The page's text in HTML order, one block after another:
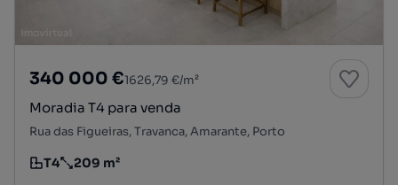
340 000 €1626,79 €/m²
Moradia T4 para venda
Rua das Figueiras, Travanca, Amarante, Porto
Tipologia
T4
Preço por metro quadrado
209 m²